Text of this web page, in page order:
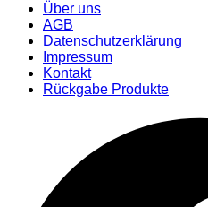
Über uns
AGB
Datenschutzerklärung
Impressum
Kontakt
Rückgabe Produkte